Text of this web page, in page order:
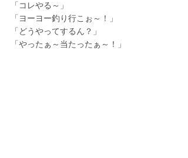
「コレやる～」
「ヨーヨー釣り行こぉ～！」
「どうやってするん？」
「やったぁ～当たったぁ～！」